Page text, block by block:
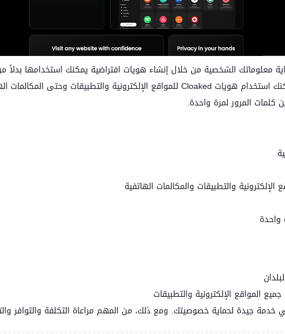
معلوماتك الشخصية من خلال إنشاء هويات افتراضية يمكنك استخدامها بدلاً
كلمات المرور لمرة واحدة.
والتطبيقات والمكالمات الهاتفية
واحدة
المواقع الإلكترونية والتطبيقات